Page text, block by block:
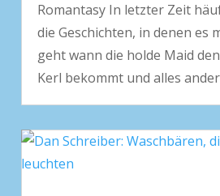
Romantasy In letzter Zeit
die Geschichten, in denen es
geht wann die holde Maid
Kerl bekommt und alles